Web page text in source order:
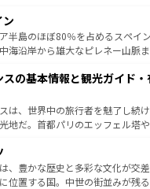
スカーナの美しい田園風景やアマ
自然景観も見逃せない。観光の
スタなど、絶品のイタリア料理
れるイタリアで、忘れられない
着のイタリア情報は
ン
半島のほぼ80％を占めるスペイ
海沿岸から雄大なピレネー山脈
付くこの国では、情熱的なフラ
、そして美味しいタパスが生活の
マドリードの洗練された雰囲気
溢れた街角から、地方では古代
方によって風土や気候が異なるス
性で訪れる人を魅了する。
一覧を参照してほしい。
スの基本情報と観光ガイド
は、世界中の旅行者を魅了し続
地だ。首都パリのエッフェル塔
い魅力が詰まっている。華麗な宮
しいビーチ、そして豊かな自然
する。また、フランスは美食の
、豊かな歴史と多彩な文化が交
位置する国。中世の街並みが残